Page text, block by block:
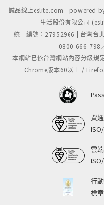
誠品線上eslite.com - powered
生活股份有限公司
統一編號：27952966 | 台灣台
0800-666-798
本網站已依台灣網站內容分級規
Chrome版本60以上 /
資
雲
行
標